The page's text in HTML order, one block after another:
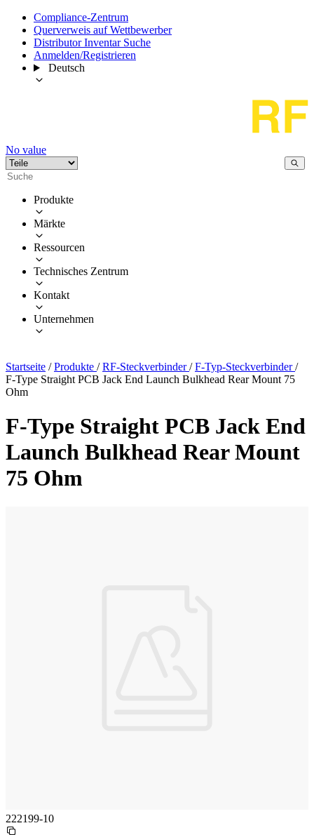
Compliance-Zentrum
Querverweis auf Wettbewerber
Distributor Inventar Suche
Anmelden/Registrieren
Deutsch
No value
Produkte
Märkte
Ressourcen
Technisches Zentrum
Kontakt
Unternehmen
Startseite / Produkte / RF-Steckverbinder/ F-Typ-Steckverbinder/
F-Type Straight PCB Jack End Launch Bulkhead Rear Mount 75
Ohm
F-Type Straight PCB Jack End
Launch Bulkhead Rear Mount
75 Ohm
222199-10